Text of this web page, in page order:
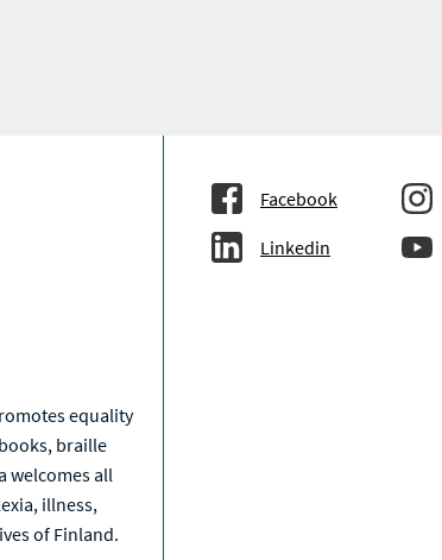
equality
braille
welcomes all
illness,
of Finland.
Facebook
Linkedin